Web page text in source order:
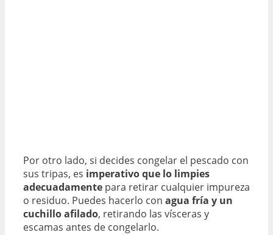
Por otro lado, si decides congelar el pescado con
sus tripas, es imperativo que lo limpies
adecuadamente para retirar cualquier impureza
o residuo. Puedes hacerlo con agua fría y un
cuchillo afilado, retirando las vísceras y
escamas antes de congelarlo.